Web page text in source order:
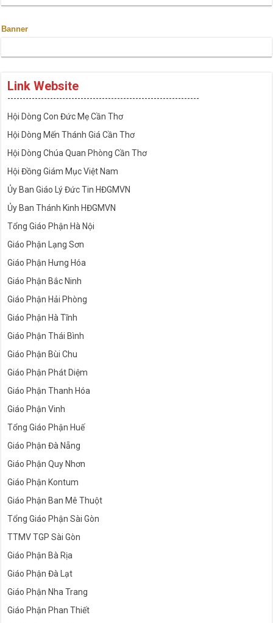
Banner
Link Website
---------------------------------------------------------------
Hội Dòng Con Đức Mẹ Cần Thơ
Hội Dòng Mến Thánh Giá Cần Thơ
Hội Dòng Chúa Quan Phòng Cần Thơ
Hội Đồng Giám Mục Việt Nam
Ủy Ban Giáo Lý Đức Tin HĐGMVN
Ủy Ban Thánh Kinh HĐGMVN
Tổng Giáo Phận Hà Nội
Giáo Phận Lạng Sơn
Giáo Phận Hưng Hóa
Giáo Phận Bắc Ninh
Giáo Phận Hải Phòng
Giáo Phận Hà Tĩnh
Giáo Phận Thái Bình
Giáo Phận Bùi Chu
Giáo Phận Phát Diệm
Giáo Phận Thanh Hóa
Giáo Phận Vinh
Tổng Giáo Phận Huế
Giáo Phận Đà Nẵng
Giáo Phận Quy Nhơn
Giáo Phận Kontum
Giáo Phận Ban Mê Thuột
Tổng Giáo Phận Sài Gòn
TTMV TGP Sài Gòn
Giáo Phận Bà Rịa
Giáo Phận Đà Lạt
Giáo Phận Nha Trang
Giáo Phận Phan Thiết